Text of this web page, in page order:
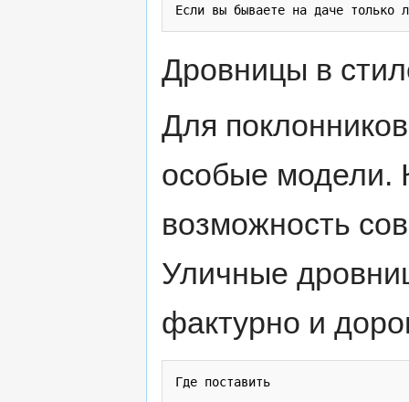
Дровницы в
Для
особые модели.
возможность
Уличные
фактурно и